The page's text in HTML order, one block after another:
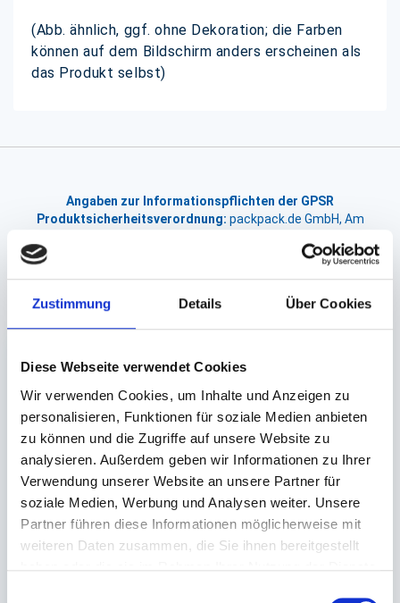
Zustimmung Details Über Cookies
Diese Webseite verwendet Cookies
Wir verwenden Cookies, um Inhalte und Anzeigen zu
personalisieren, Funktionen für soziale Medien anbieten
zu können und die Zugriffe auf unsere Website zu
analysieren. Außerdem geben wir Informationen zu Ihrer
Verwendung unserer Website an unsere Partner für
soziale Medien, Werbung und Analysen weiter. Unsere
Partner führen diese Informationen möglicherweise mit
weiteren Daten zusammen, die Sie ihnen bereitgestellt
(Abb. ähnlich, ggf. ohne Dekoration; die Farben
können auf dem Bildschirm anders erscheinen als
das Produkt selbst)
Angaben zur Informationspflichten der GPSR
Produktsicherheitsverordnung: packpack.de GmbH, Am
Unsere Empfehlungen
Siegelschale, Deckel
PP transparent rund
Ø159x22mm